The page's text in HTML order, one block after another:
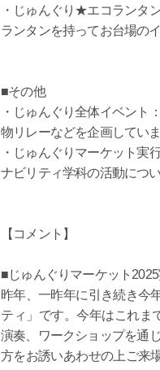
・じゅんぐり★エコランタ
ランタンを持ってお台場の
■その他
・じゅんぐり全体イベント
物リレーなどを企画していま
・じゅんぐりマーケット実
ナビリティ学科の活動につ
【コメント】
■じゅんぐりマーケット
昨年、一昨年に引き続き今
ティ」です。今年はこれま
演奏、ワークショップを通
方をお誘いあわせの上ご来